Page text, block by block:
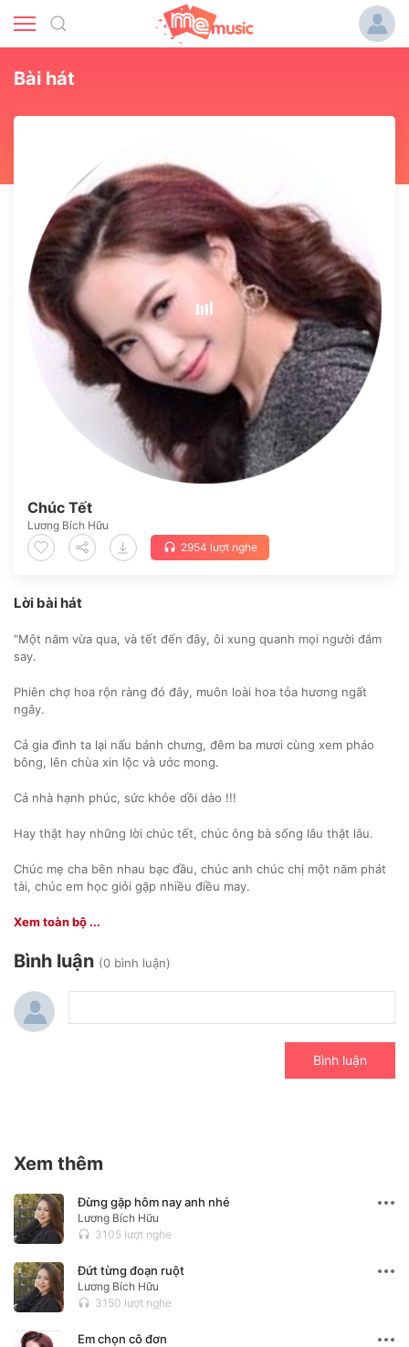
Bài hát
Chúc Tết
Lương Bích Hữu
headset 2954 lượt nghe
Lời bài hát
"Một năm vừa qua, và tết đến đây, ôi xung quanh mọi người đắm
say.
Phiên chợ hoa rộn ràng đó đây, muôn loài hoa tỏa hương ngất
ngây.
Cả gia đình ta lại nấu bánh chưng, đêm ba mươi cùng xem pháo
bông, lên chùa xin lộc và ước mong.
Cả nhà hạnh phúc, sức khỏe dồi dào !!!
Hay thật hay những lời chúc tết, chúc ông bà sống lâu thật lâu.
Chúc mẹ cha bên nhau bạc đầu, chúc anh chúc chị một năm phát
tài, chúc em học giỏi gặp nhiều điều may.
Vui thật vui, được mặc áo mới.
Bước ra đường ai cũng cười tươi.
Gặp trẻ em phát bao lì xì, cùng người thân đi đây đi đó.
Ta chúc tết mọi nhà.
Chúc ông bà sống lâu thật lâu, chúc mẹ cha sức khỏe dồi dào,
chúc anh chị làm ăn phát tài, chúc em thơ học hành suông sẻ,
Xem toàn bộ ...
Bình luận (0 bình luận)
Bình luận
Xem thêm
Đừng gặp hôm nay anh nhé
Lương Bích Hữu
headset 3105 lượt nghe
Đứt từng đoạn ruột
Lương Bích Hữu
headset 3150 lượt nghe
Em chọn cô đơn